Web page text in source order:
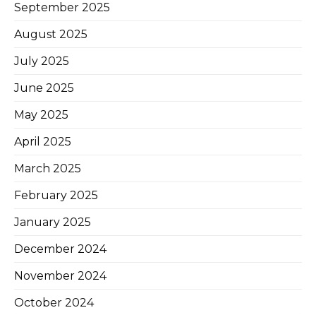
September 2025
August 2025
July 2025
June 2025
May 2025
April 2025
March 2025
February 2025
January 2025
December 2024
November 2024
October 2024